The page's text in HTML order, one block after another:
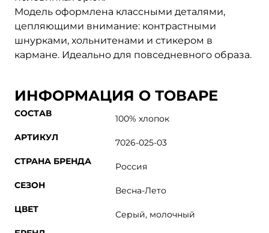
Модель оформлена классными деталями,
цепляющими внимание: контрастными
шнурками, хольнитенами и стикером в
кармане. Идеально для повседневного образа.
ИНФОРМАЦИЯ О ТОВАРЕ
СОСТАВ
100% хлопок
АРТИКУЛ
7026-025-03
СТРАНА БРЕНДА
Россия
СЕЗОН
Весна-Лето
ЦВЕТ
Серый, молочный